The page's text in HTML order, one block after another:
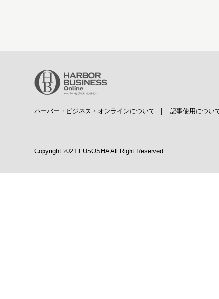
ハーバー・ビジネス・オンラインについて 記事使用につい
Copyright 2021 FUSOSHA All Right Reserved.